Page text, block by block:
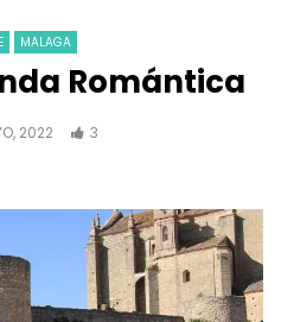
MALAGA
Romántica
2022 3